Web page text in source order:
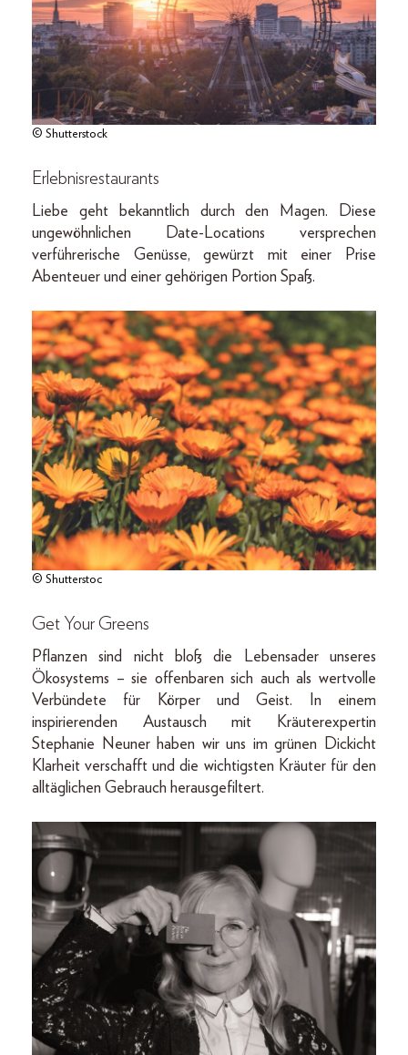
© Shutterstock
Erlebnisrestaurants
Liebe geht bekanntlich durch den Magen. Diese
ungewöhnlichen Date-Locations versprechen
verführerische Genüsse, gewürzt mit einer Prise
Abenteuer und einer gehörigen Portion Spaß.
© Shutterstoc
Get Your Greens
Pflanzen sind nicht bloß die Lebensader unseres
Ökosystems – sie offenbaren sich auch als wertvolle
Verbündete für Körper und Geist. In einem
inspirierenden Austausch mit Kräuterexpertin
Stephanie Neuner haben wir uns im grünen Dickicht
Klarheit verschafft und die wichtigsten Kräuter für den
alltäglichen Gebrauch herausgefiltert.